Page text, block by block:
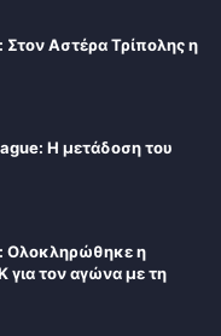
Αστέρα Τρίπολης η
Η μετάδοση του
Ολοκληρώθηκε η
για τον αγώνα με τη